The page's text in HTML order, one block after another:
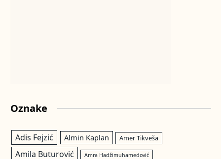
Oznake
Adis Fejzić Almin Kaplan Amer Tikveša
Amila Buturović Amra Hadžimuhamedović